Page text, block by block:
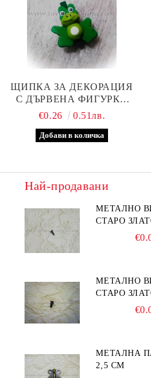
ЩИПКА ЗА ДЕКОРАЦИЯ
С ДЪРВЕНА ФИГУРКА
ЖАБКА 2,5 СМ
€0.26 0.51лв.
Най-продавани
МЕТАЛНО
СТАРО
МЕТАЛНО
СТАРО
МЕТАЛНА
2,5 СМ